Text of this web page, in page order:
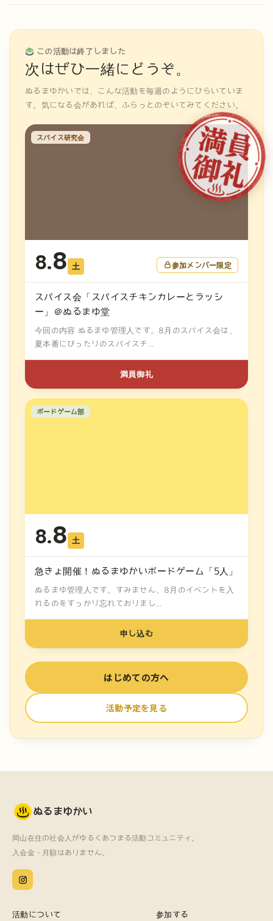
この活動は終了しました
次はぜひ一緒にどうぞ。
ぬるまゆかいでは、こんな活動を毎週のようにひらいていま
す。気になる会があれば、ふらっとのぞいてみてください。
スパイス研究会
8.8 土 参加メンバー限定
スパイス会「スパイスチキンカレーとラッシ
ー」＠ぬるまゆ堂
今回の内容 ぬるまゆ管理人です。8月のスパイス会は、
夏本番にぴったりのスパイスチ...
満員御礼
ボードゲーム部
8.8 土
急きょ開催！ぬるまゆかいボードゲーム「5人」
ぬるまゆ管理人です。すみません、8月のイベントを入
れるのをすっかり忘れておりまし...
申し込む
はじめての方へ
活動予定を見る
ぬるまゆかい
岡山在住の社会人がゆるくあつまる活動コミュニティ。
入会金・月額はありません。
活動について 参加する